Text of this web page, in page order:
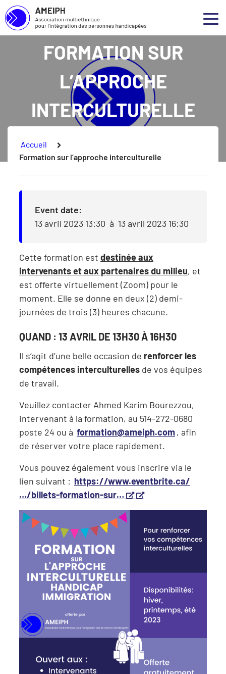
Skip to main content
Skip to footer
Association multiethnique pour l’intégration des personnes
Qui
FORMATION SUR
L’APPROCHE
INTERCULTURELLE
Vous êtes ici :
Accueil
Formation sur l’approche interculturelle
Event date:
13 avril 2023 13:30 à 13 avril 2023 16:30
Cette formation est destinée aux
intervenants et aux partenaires du milieu, et
est offerte virtuellement (Zoom) pour le
moment. Elle se donne en deux (2) demi-
journées de trois (3) heures chacune.
QUAND : 13 AVRIL DE 13H30 À 16H30
Il s’agit d’une belle occasion de renforcer les
compétences interculturelles de vos équipes
de travail.
Veuillez contacter Ahmed Karim Bourezzou,
intervenant à la formation, au 514-272-0680
poste 24 ou à formation@ameiph.com, afin
de réserver votre place rapidement.
Vous pouvez également vous inscrire via le
lien suivant : https://www.eventbrite.ca/
…/billets-formation-sur…
Ce lien s’ouvrira dans
Ce lien s'ouvrira